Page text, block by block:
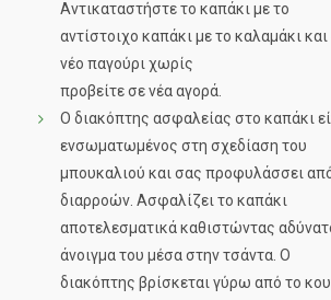
Αντικαταστήστε το καπάκι με το
αντίστοιχο καπάκι με το καλαμάκι
νέο παγούρι χωρίς
προβείτε σε νέα αγορά.
O διακόπτης ασφαλείας στο καπάκι
ενσωματωμένος στη σχεδίαση του
μπουκαλιού και σας προφυλάσσει
διαρροών. Ασφαλίζει το καπάκι
αποτελεσματικά καθιστώντας
άνοιγμα του μέσα στην τσάντα. Ο
διακόπτης βρίσκεται γύρω από το